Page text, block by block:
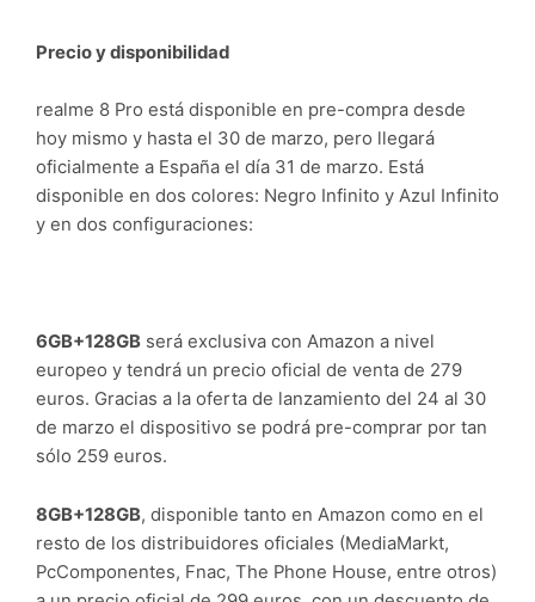
Precio y disponibilidad
realme 8 Pro está disponible en pre-compra desde
hoy mismo y hasta el 30 de marzo, pero llegará
oficialmente a España el día 31 de marzo. Está
disponible en dos colores: Negro Infinito y Azul Infinito
y en dos configuraciones:
6GB+128GBserá exclusiva con Amazon a nivel
europeo y tendrá un precio oficial de venta de 279
euros. Gracias a la oferta de lanzamiento del 24 al 30
de marzo el dispositivo se podrá pre-comprar por tan
sólo 259 euros.
8GB+128GB, disponible tanto en Amazon como en el
resto de los distribuidores oficiales (MediaMarkt,
PcComponentes, Fnac, The Phone House, entre otros)